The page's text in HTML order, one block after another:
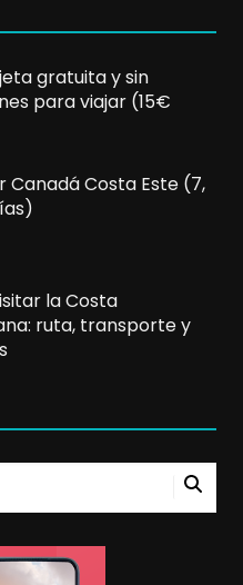
gratuita y sin
para viajar (15€
Canadá Costa Este (7,
la Costa
ruta, transporte y